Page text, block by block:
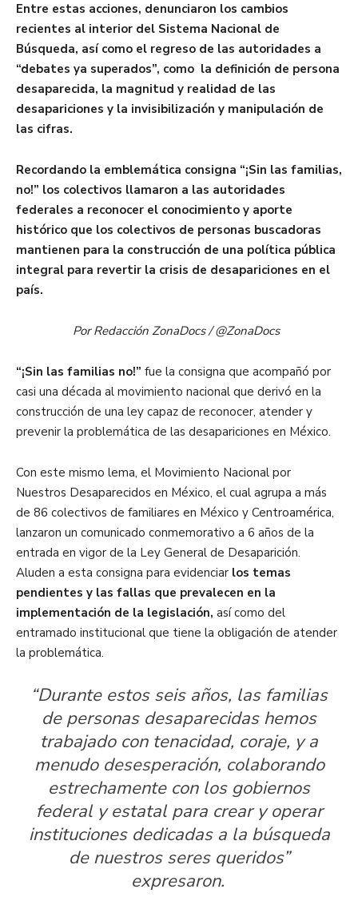
Entre estas acciones, denunciaron los cambios
recientes al interior del Sistema Nacional de
Búsqueda, así como el regreso de las autoridades a
“debates ya superados”, como la definición de persona
desaparecida, la magnitud y realidad de las
desapariciones y la invisibilización y manipulación de
las cifras.
Recordando la emblemática consigna “¡Sin las familias,
no!” los colectivos llamaron a las autoridades
federales a reconocer el conocimiento y aporte
histórico que los colectivos de personas buscadoras
mantienen para la construcción de una política pública
integral para revertir la crisis de desapariciones en el
país.
Por Redacción ZonaDocs / @ZonaDocs
“¡Sin las familias no!” fue la consigna que acompañó por
casi una década al movimiento nacional que derivó en la
construcción de una ley capaz de reconocer, atender y
prevenir la problemática de las desapariciones en México.
Con este mismo lema, el Movimiento Nacional por
Nuestros Desaparecidos en México, el cual agrupa a más
de 86 colectivos de familiares en México y Centroamérica,
lanzaron un comunicado conmemorativo a 6 años de la
entrada en vigor de la Ley General de Desaparición.
Aluden a esta consigna para evidenciar los temas
pendientes y las fallas que prevalecen en la
implementación de la legislación, así como del
entramado institucional que tiene la obligación de atender
la problemática.
“Durante estos seis años, las familias
de personas desaparecidas hemos
trabajado con tenacidad, coraje, y a
menudo desesperación, colaborando
estrechamente con los gobiernos
federal y estatal para crear y operar
instituciones dedicadas a la búsqueda
de nuestros seres queridos”
expresaron.